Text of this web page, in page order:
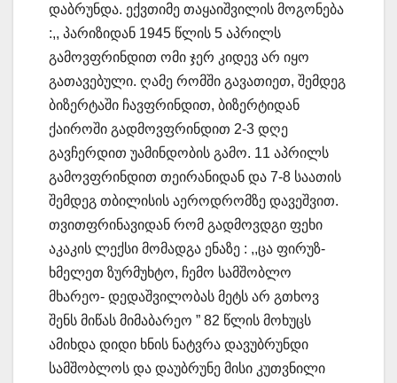
დაბრუნდა. ექვთიმე თაყაიშვილის მოგონება
:,, პარიზიდან 1945 წლის 5 აპრილს
გამოვფრინდით ომი ჯერ კიდევ არ იყო
გათავებული. ღამე რომში გავათიეთ, შემდეგ
ბიზერტაში ჩავფრინდით, ბიზერტიდან
ქაიროში გადმოვფრინდით 2-3 დღე
გავჩერდით უამინდობის გამო. 11 აპრილს
გამოვფრინდით თეირანიდან და 7-8 საათის
შემდეგ თბილისის აეროდრომზე დავეშვით.
თვითფრინავიდან რომ გადმოვდგი ფეხი
აკაკის ლექსი მომადგა ენაზე : ,,ცა ფირუზ-
ხმელეთ ზურმუხტო, ჩემო სამშობლო
მხარეო- დედაშვილობას მეტს არ გთხოვ
შენს მიწას მიმაბარეო ” 82 წლის მოხუცს
ამიხდა დიდი ხნის ნატვრა დავუბრუნდი
სამშობლოს და დაუბრუნე მისი კუთვნილი